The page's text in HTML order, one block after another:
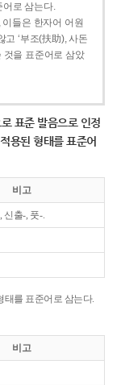
어로 삼는다.
들은 한자어 어원
‘부조(扶助), 사돈
것을 표준어로 삼았
표준 발음으로 인정
용된 형태를 표준어
비고
신출-, 풋-.
태를 표준어로 삼는다.
비고